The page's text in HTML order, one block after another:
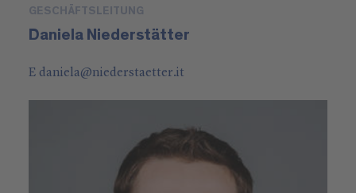
GESCHÄFTSLEITUNG
Daniela Niederstätter
E daniela@niederstaetter.it